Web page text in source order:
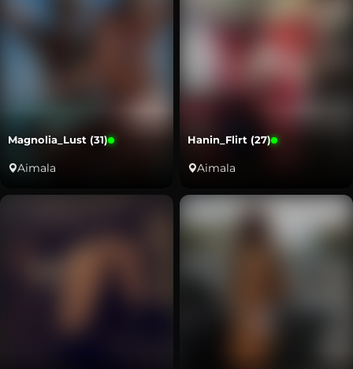
Magnolia_Lust (31)
Aimala
Hanin_Flirt (27)
Aimala